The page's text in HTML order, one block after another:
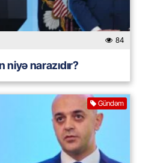
84
narazıdır?
Gündəm